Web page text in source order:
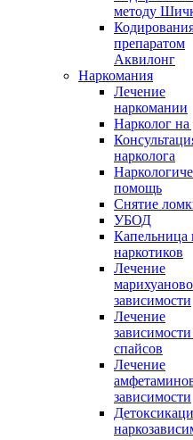
методу
препаратом
Аквилонг
Наркомания
Лечение
наркомании
Нарколог
нарколога
помощь
Снятие
УБОД
Капельница
наркотиков
Лечение
зависимости
Лечение
спайсов
Лечение
зависимости